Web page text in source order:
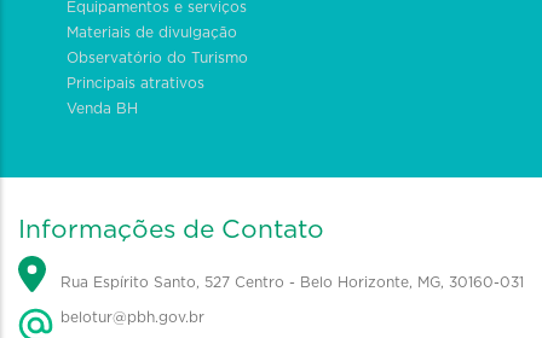
Equipamentos e serviços
Materiais de divulgação
Observatório do Turismo
Principais atrativos
Venda BH
Informações de Contato
Rua Espírito Santo, 527 Centro - Belo Horizonte, MG, 30160-031
belotur@pbh.gov.br